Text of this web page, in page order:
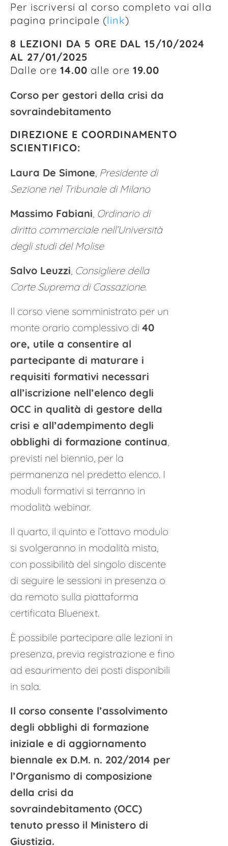
Per iscriversi al corso completo vai alla
pagina principale (link)
8 LEZIONI DA 5 ORE DAL 15/10/2024
AL 27/01/2025
Dalle ore 14.00 alle ore 19.00
Corso per gestori della crisi da
sovraindebitamento
DIREZIONE E COORDINAMENTO
SCIENTIFICO:
Laura De Simone, Presidente di
Sezione nel Tribunale di Milano
Massimo Fabiani, Ordinario di
diritto commerciale nell’Università
degli studi del Molise
Salvo Leuzzi, Consigliere della
Corte Suprema di Cassazione.
Il corso viene somministrato per un
monte orario complessivo di 40
ore, utile a consentire al
partecipante di maturare i
requisiti formativi necessari
all’iscrizione nell’elenco degli
OCC in qualità di gestore della
crisi e all’adempimento degli
obblighi di formazione continua,
previsti nel biennio, per la
permanenza nel predetto elenco. I
moduli formativi si terranno in
modalità webinar.
Il quarto, il quinto e l’ottavo modulo
si svolgeranno in modalità mista,
con possibilità del singolo discente
di seguire le sessioni in presenza o
da remoto sulla piattaforma
certificata Bluenext.
È possibile partecipare alle lezioni in
presenza, previa registrazione e fino
ad esaurimento dei posti disponibili
in sala.
Il corso consente l’assolvimento
degli obblighi di formazione
iniziale e di aggiornamento
biennale ex D.M. n. 202/2014 per
l’Organismo di composizione
della crisi da
sovraindebitamento (OCC)
tenuto presso il Ministero di
Giustizia.